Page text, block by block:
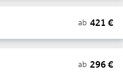
ab 421 €
ab 296€